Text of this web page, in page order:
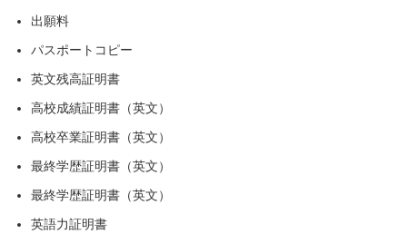
出願料
パスポートコピー
英文残高証明書
高校成績証明書（英文）
高校卒業証明書（英文）
最終学歴証明書（英文）
最終学歴証明書（英文）
英語力証明書